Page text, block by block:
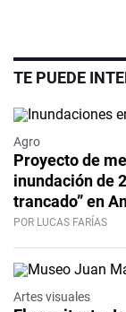
TE PUEDE
Agro
Proyecto de
inundación de
trancado” en
POR LUCAS FARÍAS
Artes visuales